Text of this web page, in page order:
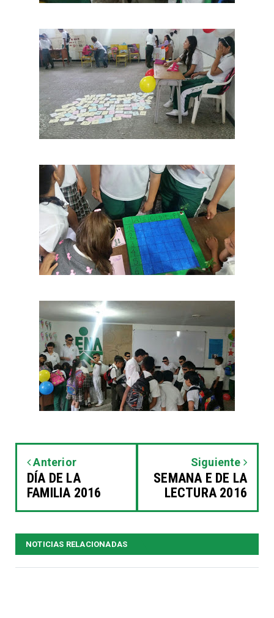
Anterior
DÍA DE LA
FAMILIA 2016
Siguiente
SEMANA E DE LA
LECTURA 2016
NOTICIAS RELACIONADAS